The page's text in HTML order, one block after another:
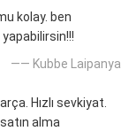
kolay. ben
—— Kubbe Laipanya
Hızlı sevkiyat.
alma